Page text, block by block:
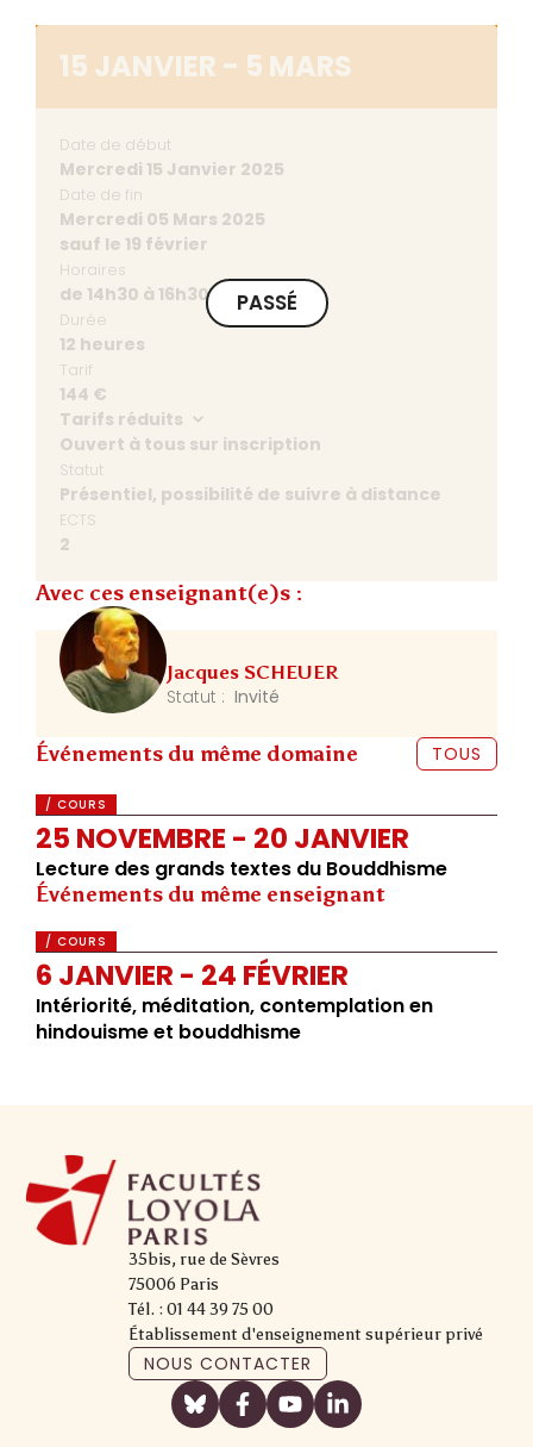
15 JANVIER - 5 MARS
PASSÉ
Date de début
Mercredi 15 Janvier 2025
Date de fin
Mercredi 05 Mars 2025
sauf le 19 février
Horaires
de 14h30 à 16h30
Durée
12 heures
Tarif
144 €
Tarifs réduits
Ouvert à tous sur inscription
Statut
Présentiel, possibilité de suivre à distance
ECTS
2
Avec ces enseignant(e)s :
Jacques SCHEUER
Statut : Invité
Événements du même domaine TOUS
/ COURS
25 NOVEMBRE - 20 JANVIER
Lecture des grands textes du Bouddhisme
Événements du même enseignant
/ COURS
6 JANVIER - 24 FÉVRIER
Intériorité, méditation, contemplation en
hindouisme et bouddhisme
35bis, rue de Sèvres
75006 Paris
Tél. : 01 44 39 75 00
Établissement d'enseignement supérieur privé
NOUS CONTACTER